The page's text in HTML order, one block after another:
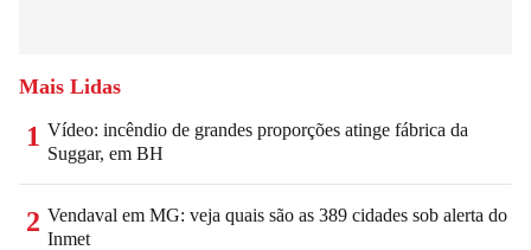
Mais Lidas
1 Vídeo: incêndio de grandes proporções atinge fábrica da
Suggar, em BH
2 Vendaval em MG: veja quais são as 389 cidades sob alerta do
Inmet